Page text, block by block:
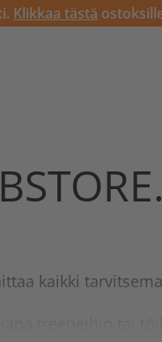
Klikkaa tästä
kaikki